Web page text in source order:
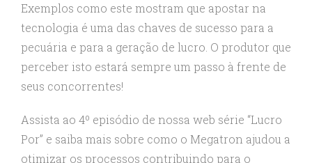
Exemplos como este mostram que apostar na
tecnologia é uma das chaves de sucesso para a
pecuária e para a geração de lucro. O produtor que
perceber isto estará sempre um passo à frente de
seus concorrentes!
Assista ao 4º episódio de nossa web série “Lucro
Por” e saiba mais sobre como o Megatron ajudou a
otimizar os processos contribuindo para o